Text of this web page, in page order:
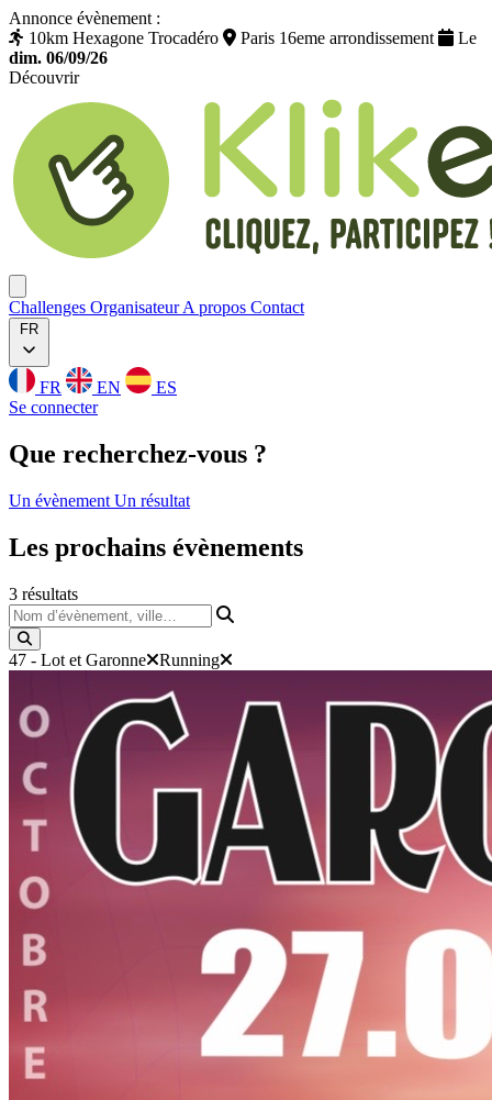
Annonce évènement :
10km Hexagone Trocadéro
Paris 16eme arrondissement
Le
dim. 06/09/26
Découvrir
Challenges OrganisateurA propos Contact
FR
FR EN
ES
Se connecter
Que recherchez-vous ?
Un évènement Un résultat
Les prochains évènements
3 résultats
Nom d’évènement, ville…
47 - Lot et Garonne Running